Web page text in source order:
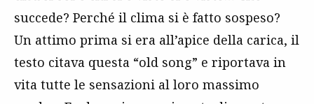
succede? Perché il clima si è fatto sospeso?
Un attimo prima si era all’apice della carica, il
testo citava questa “old song” e riportava in
vita tutte le sensazioni al loro massimo